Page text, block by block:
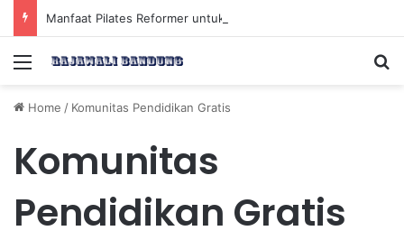
Menu
Home / Komunitas Pendidikan Gratis
Komunitas
Pendidikan Gratis